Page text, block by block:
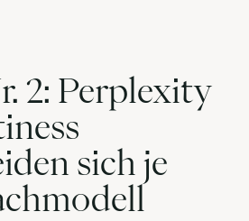
2: Perplexity
sich je